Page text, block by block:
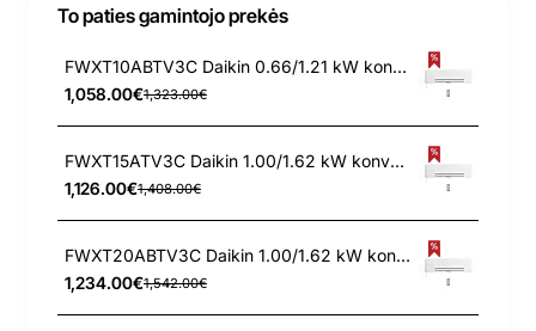
To paties gamintojo prekės
FWXT10ABTV3C Daikin 0.66/1.21 kW konvektorius
1,058.00€1,323.00€
FWXT15ATV3C Daikin 1.00/1.62 kW konvektorius
1,126.00€1,408.00€
FWXT20ABTV3C Daikin 1.00/1.62 kW konvektorius
1,234.00€1,542.00€